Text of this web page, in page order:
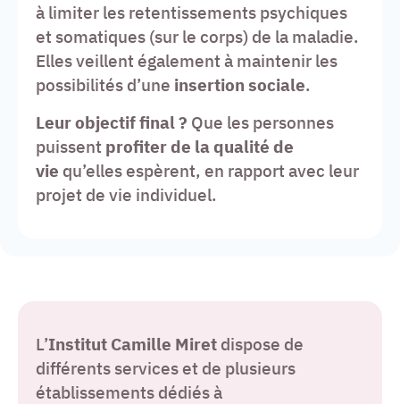
à limiter les retentissements psychiques
et somatiques (sur le corps) de la maladie.
Elles veillent également à maintenir les
possibilités d’une insertion sociale.
Leur objectif final ? Que les personnes
puissent profiter de la qualité de
vie qu’elles espèrent, en rapport avec leur
projet de vie individuel.
L’Institut Camille Miret dispose de
différents services et de plusieurs
établissements dédiés à